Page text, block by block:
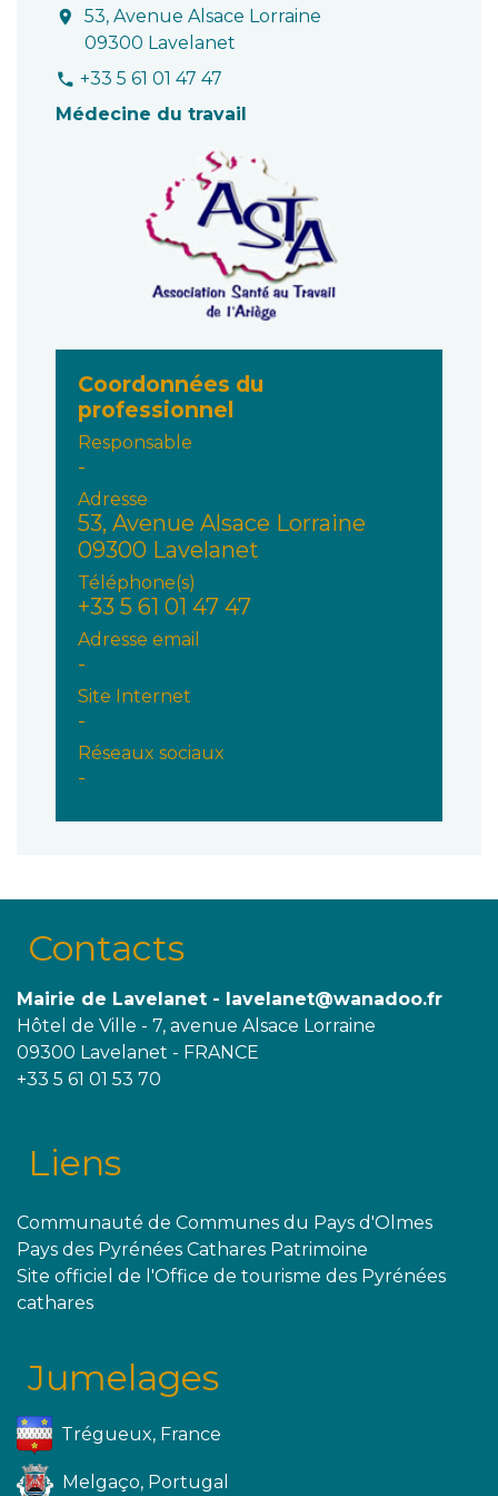
location_on
53, Avenue Alsace Lorraine
09300 Lavelanet
phone +33 5 61 01 47 47
Médecine du travail
Coordonnées du
professionnel
Responsable
-
Adresse
53, Avenue Alsace Lorraine
09300 Lavelanet
Téléphone(s)
+33 5 61 01 47 47
Adresse email
-
Site Internet
-
Réseaux sociaux
-
Contacts
Mairie de Lavelanet - lavelanet@wanadoo.fr
Hôtel de Ville - 7, avenue Alsace Lorraine
09300 Lavelanet - FRANCE
+33 5 61 01 53 70
Liens
Communauté de Communes du Pays d'Olmes
Pays des Pyrénées Cathares Patrimoine
Site officiel de l'Office de tourisme des Pyrénées
cathares
Jumelages
Trégueux, France
Melgaço, Portugal